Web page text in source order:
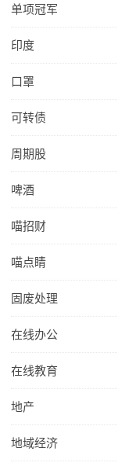
单项冠军
印度
口罩
可转债
周期股
啤酒
喵招财
喵点睛
固废处理
在线办公
在线教育
地产
地域经济